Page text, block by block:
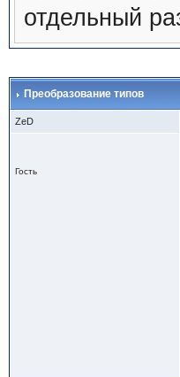
отдельный
Преобразование типов
ZeD
Гость